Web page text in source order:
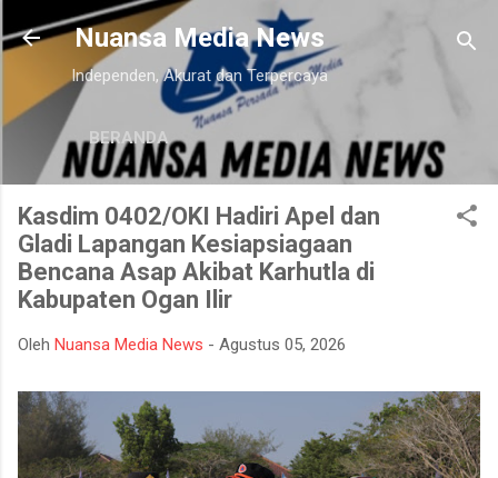
Langsung ke konten utama
Nuansa Media News
Independen, Akurat dan Terpercaya
BERANDA
Kasdim 0402/OKI Hadiri Apel dan
Gladi Lapangan Kesiapsiagaan
Bencana Asap Akibat Karhutla di
Kabupaten Ogan Ilir
Oleh Nuansa Media News - Agustus 05, 2026